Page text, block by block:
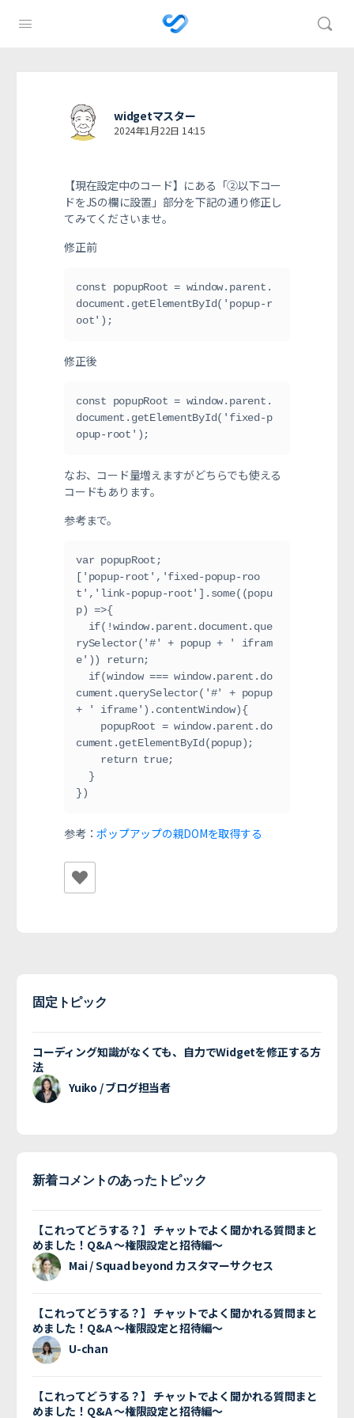
widgetマスター
2024年1月22日 14:15
【現在設定中のコード】にある「②以下コー
ドをJSの欄に設置」部分を下記の通り修正し
てみてくださいませ。
修正前
const popupRoot = window.parent.
document.getElementById('popup-r
oot');
修正後
const popupRoot = window.parent.
document.getElementById('fixed-p
opup-root');
なお、コード量増えますがどちらでも使える
コードもあります。
参考まで。
var popupRoot;
['popup-root','fixed-popup-roo
t','link-popup-root'].some((popu
p) =>{
rySelector('#' + popup + ' ifram
e')) return;
cument.querySelector('#' + popup
+ ' iframe').contentWindow){
cument.getElementById(popup);
    return true;
  }
})
参考：ポップアップの親DOMを取得する
固定トピック
コーディング知識がなくても、自力でWidgetを修正する方
法
Yuiko / ブログ担当者
新着コメントのあったトピック
【これってどうする？】 チャットでよく聞かれる質問まと
めました！Q&A 〜権限設定と招待編〜
Mai / Squad beyond カスタマーサクセス
【これってどうする？】 チャットでよく聞かれる質問まと
めました！Q&A 〜権限設定と招待編〜
U-chan
【これってどうする？】 チャットでよく聞かれる質問まと
めました！Q&A 〜権限設定と招待編〜